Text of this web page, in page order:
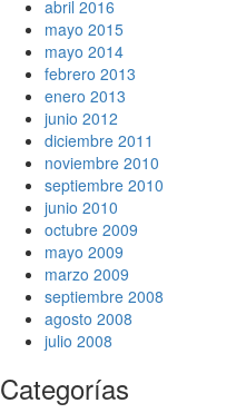
abril 2016
mayo 2015
mayo 2014
febrero 2013
enero 2013
junio 2012
diciembre 2011
noviembre 2010
septiembre 2010
junio 2010
octubre 2009
mayo 2009
marzo 2009
septiembre 2008
agosto 2008
julio 2008
Categorías